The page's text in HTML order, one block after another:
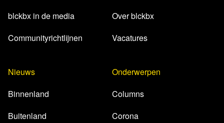
blckbx in de media
Communityrichtlijnen
Over blckbx
Vacatures
Nieuws
Binnenland
Buitenland
Onderwerpen
Columns
Corona